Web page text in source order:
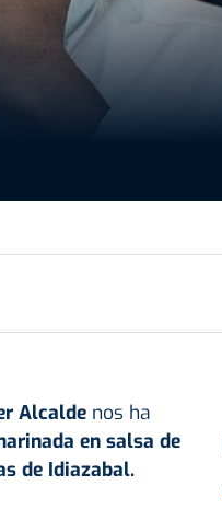
Alcaldenos ha
en salsa de
de Idiazabal.